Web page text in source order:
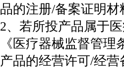
品的注册/备案证明
2、若所投产品属于
《医疗器械监督管
产品的经营许可/经